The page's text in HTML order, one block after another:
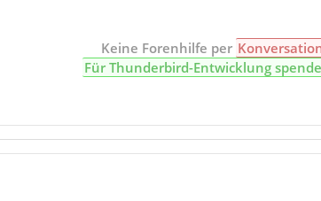
Keine Forenhilfe per
Für Thunderbird-Entwicklung